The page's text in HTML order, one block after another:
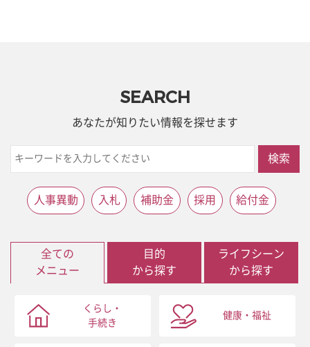
SEARCH
あなたが知りたい情報を探せます
検索
人事異動 入札 補助金 採用 給付金
全ての
メニュー
目的
から探す
ライフシーン
から探す
くらし・
手続き
健康・福祉